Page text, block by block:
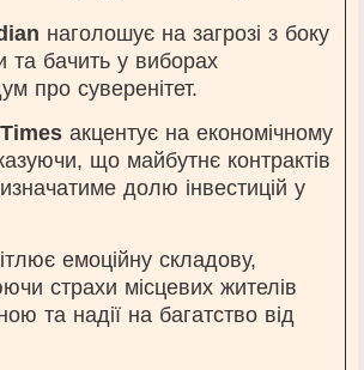
наголошує на загрозі з боку
та бачить у виборах
про суверенітет.
акцентує на економічному
що майбутнє контрактів
долю інвестицій у
емоційну складову,
страхи місцевих жителів
та надії на багатство від